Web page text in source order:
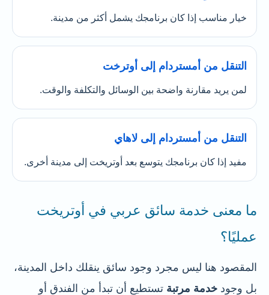
خيار مناسب إذا كان برنامجك يشمل أكثر من مدينة.
التنقل من أمستردام إلى أوترخت
لمن يريد مقارنة واضحة بين الوسائل والتكلفة والوقت.
التنقل من أمستردام إلى لاهاي
مفيد إذا كان برنامجك يتوسع بعد أوتريخت إلى مدينة أخرى.
ما معنى خدمة سائق عربي في أوتريخت
عمليًا؟
المقصود هنا ليس مجرد وجود سائق ينقلك داخل المدينة،
بل وجود خدمة مرتبة تستطيع أن تبدأ من الفندق أو